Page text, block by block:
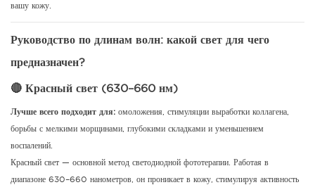
вашу кожу.
Руководство по длинам волн: какой свет для чего
предназначен?
🔴 Красный свет (630–660 нм)
Лучше всего подходит для: омоложения, стимуляции выработки коллагена,
борьбы с мелкими морщинами, глубокими складками и уменьшением
воспалений.
Красный свет — основной метод светодиодной фототерапии. Работая в
диапазоне 630–660 нанометров, он проникает в кожу, стимулируя активность